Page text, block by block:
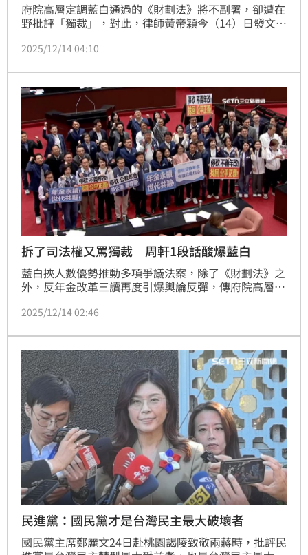
府院高層定調藍白通過的《財劃法》將不副署，卻遭在
野批評「獨裁」，對此，律師黃帝穎今（14）日發文反
誤。他強調，在立法院強推「違憲惡法」、甚至試圖將
難時刻，行政院長行使不副署權是保護人民、守護憲政
的最後防線。
2025/12/14 04:10
拆了司法權又罵獨裁 周軒1段話酸爆藍白
藍白挾人數優勢推動多項爭議法案，除了《財劃法》之
外，反年金改革三讀再度引爆輿論反彈，傳府院高層將
遭藍白質疑「獨裁反民主」。今（14）日政治工作者周
去問問當初廢掉憲法法庭的自己：「沒想到會有今天
吧？」
2025/12/14 02:46
民進黨：國民黨才是台灣民主最大破壞者
國民黨主席鄭麗文24日赴桃園謁陵致敬兩蔣時，批評民